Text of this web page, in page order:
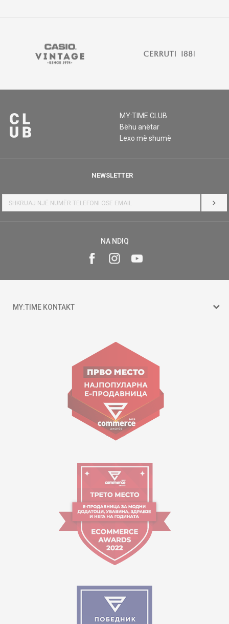
MY:TIME CLUB
Bëhu anëtar
Lexo më shumë
NEWSLETTER
HYR
NA NDIQ
MY:TIME KONTAKT
Goce Nikolovski 74 Shkup
contact@mytime.mk
Orari i punës:
09:00 - 17:00